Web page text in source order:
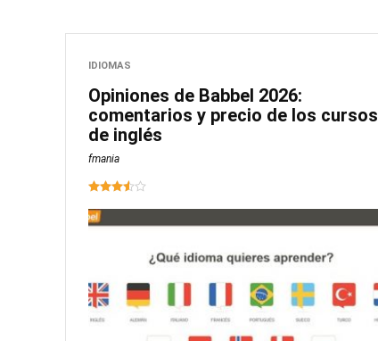
IDIOMAS
Opiniones de Babbel 2026:
comentarios y precio de los cursos
de inglés
fmania